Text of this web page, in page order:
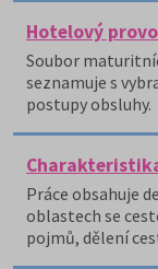
Hotelový
Soubor
seznamuje s
postupy obsluhy.
Práce obsahuje
oblastech se
pojmů, dělení